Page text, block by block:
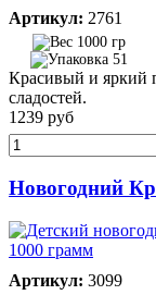
Артикул: 2761
1000 гр
51
Красивый и яркий
сладостей.
1239 руб
Новогодний
Артикул: 3099